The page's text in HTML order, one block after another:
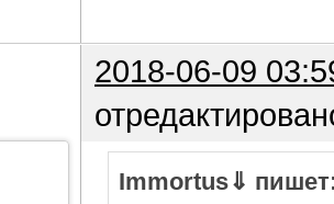
2018-06-09
Immortus⇓